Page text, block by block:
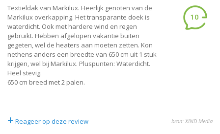
Textieldak van Markilux. Heerlijk genoten van de
Markilux overkapping. Het transparante doek is
waterdicht. Ook met hardere wind en regen
gebruikt. Hebben afgelopen vakantie buiten
gegeten, wel de heaters aan moeten zetten. Kon
nethens anders een breedte van 650 cm uit 1 stuk
krijgen, wel bij Markilux. Pluspunten: Waterdicht.
Heel stevig.
650 cm breed met 2 palen.
10
+ Reageer op deze review bron: XIND Media